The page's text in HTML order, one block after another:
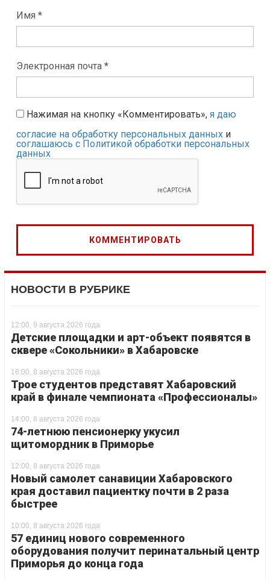
Имя *
Электронная почта *
Нажимая на кнопку «Комментировать», я даю
согласие на обработку персональных данных и
соглашаюсь с Политикой обработки персональных
данных
НОВОСТИ В РУБРИКЕ
12:00, 9 августа 2026 года
Детские площадки и арт-объект появятся в
сквере «Сокольники» в Хабаровске
16:00, 8 августа 2026 года
Трое студентов представят Хабаровский
край в финале чемпионата «Профессионалы»
14:00, 8 августа 2026 года
74-летнюю пенсионерку укусил
щитомордник в Приморье
12:00, 8 августа 2026 года
Новый самолет санавиции Хабаровского
края доставил пациентку почти в 2 раза
быстрее
10:00, 8 августа 2026 года
57 единиц нового современного
оборудования получит перинатальный центр
Приморья до конца года